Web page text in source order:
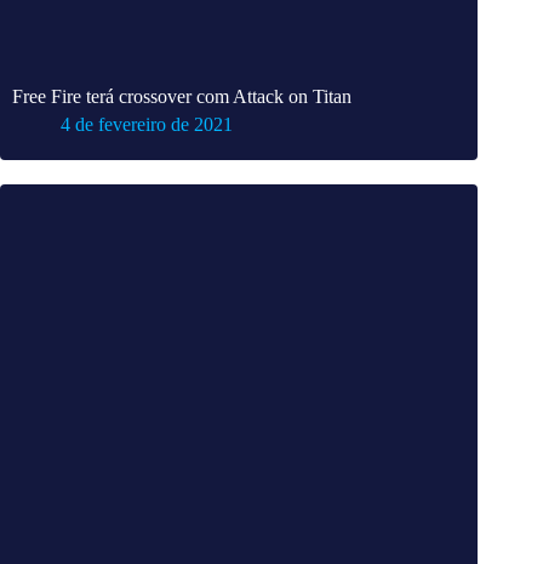
Free Fire terá crossover com Attack on Titan
4 de fevereiro de 2021